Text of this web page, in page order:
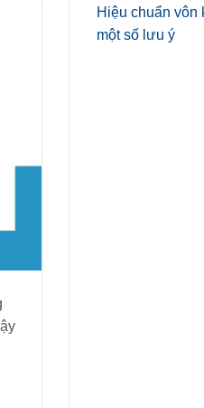
Hiệu chuẩn vôn
một số lưu ý